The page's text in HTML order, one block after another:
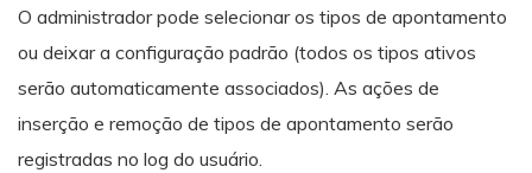
O administrador pode selecionar os tipos de apontamento
ou deixar a configuração padrão (todos os tipos ativos
serão automaticamente associados). As ações de
inserção e remoção de tipos de apontamento serão
registradas no log do usuário.